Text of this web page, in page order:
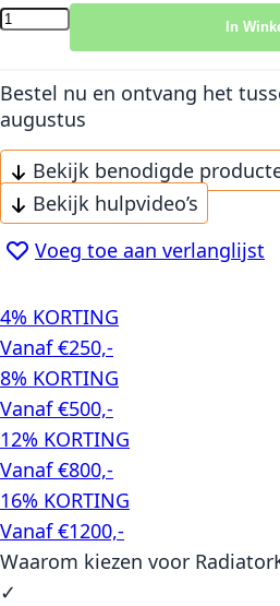
In
Bestel nu en ontvang het
augustus
Bekijk benodigde
Bekijk hulpvideo’s
Voeg toe aan verlanglijst
4% KORTING
Vanaf €250,-
8% KORTING
Vanaf €500,-
12% KORTING
Vanaf €800,-
16% KORTING
Vanaf €1200,-
Waarom kiezen voor
✓